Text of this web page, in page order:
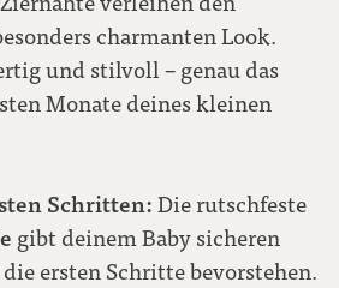
charmanten Look.
und stilvoll – genau das
Monate deines kleinen
Schritten:Die rutschfeste
gibt deinem Baby sicheren
ersten Schritte bevorstehen.